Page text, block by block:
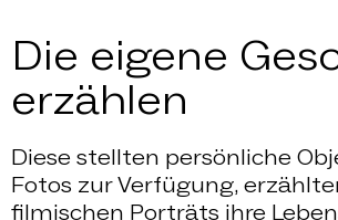
Die eigene
erzählen
Diese stellten persönliche
Fotos zur Verfügung,
filmischen Porträts ihre